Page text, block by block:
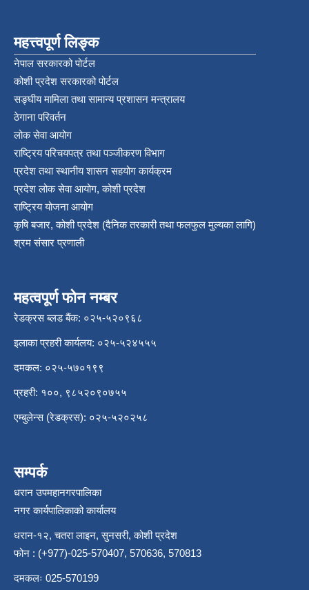
महत्त्वपूर्ण लिङ्क
नेपाल सरकारको पोर्टल
कोशी प्रदेश सरकारको पोर्टल
सङ्‍घीय मामिला तथा सामान्य प्रशासन मन्त्रालय
ठेगाना परिवर्तन
लोक सेवा आयोग
राष्ट्रिय परिचयपत्र तथा पञ्‍जीकरण विभाग
प्रदेश तथा स्थानीय शासन सहयोग कार्यक्रम
प्रदेश लोक सेवा आयोग, कोशी प्रदेश
राष्ट्रिय योजना आयोग
कृषि बजार, कोशी प्रदेश (दैनिक तरकारी तथा फलफुल मुल्यका लागि)
श्रम संसार प्रणाली
महत्वपूर्ण फोन नम्बर
रेडक्रस ब्लड बैंक: ०२५-५२०९६८
इलाका प्रहरी कार्यलय: ०२५-५२४५५५
दमकल: ०२५-५७०१९९
प्रहरी: १००, ९८५२०९०७५५
एम्बुलेन्स (रेडक्रस): ०२५-५२०२५८
सम्पर्क
धरान उपमहानगरपालिका
नगर कार्यपालिकाको कार्यालय
धरान-१२, चतरा लाइन, सुनसरी, कोशी प्रदेश
फोन : (+977)-025-570407, 570636, 570813
दमकलः 025-570199